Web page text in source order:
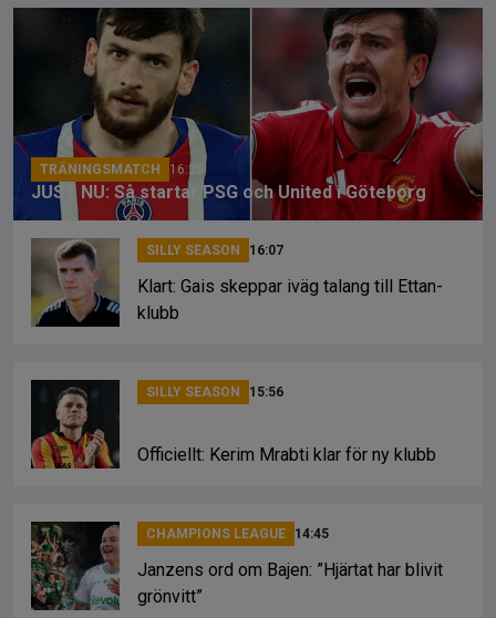
o
k
a
Li
n
k
TRÄNINGSMATCH 16:25
JUST NU: Så startar PSG och United i Göteborg
SILLY SEASON 16:07
Klart: Gais skeppar iväg talang till Ettan-
klubb
SILLY SEASON 15:56
Officiellt: Kerim Mrabti klar för ny klubb
CHAMPIONS LEAGUE 14:45
Janzens ord om Bajen: ”Hjärtat har blivit
grönvitt”